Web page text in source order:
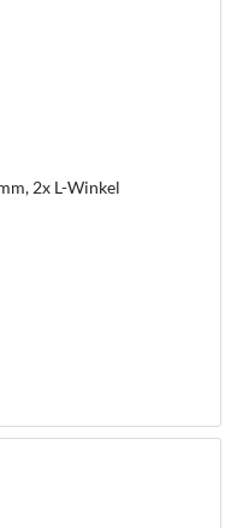
2x L-Winkel